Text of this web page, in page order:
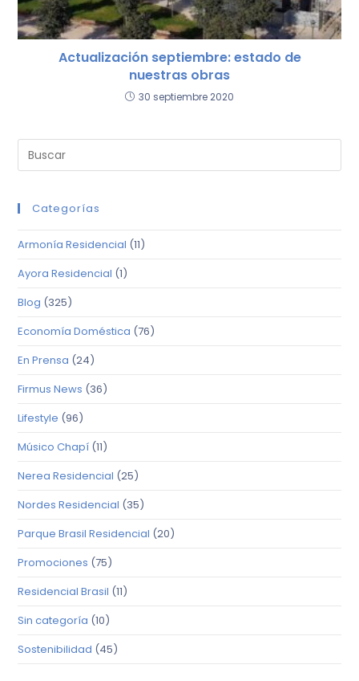
Actualización septiembre: estado de
nuestras obras
30 septiembre 2020
Categorías
Armonía Residencial (11)
Ayora Residencial (1)
Blog (325)
Economía Doméstica (76)
En Prensa (24)
Firmus News (36)
Lifestyle (96)
Músico Chapí (11)
Nerea Residencial (25)
Nordes Residencial (35)
Parque Brasil Residencial (20)
Promociones (75)
Residencial Brasil (11)
Sin categoría (10)
Sostenibilidad (45)